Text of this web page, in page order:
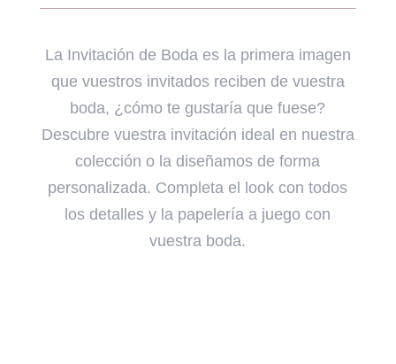
La Invitación de Boda es la primera imagen
que vuestros invitados reciben de vuestra
boda, ¿cómo te gustaría que fuese?
Descubre vuestra invitación ideal en nuestra
colección o la diseñamos de forma
personalizada. Completa el look con todos
los detalles y la papelería a juego con
vuestra boda.